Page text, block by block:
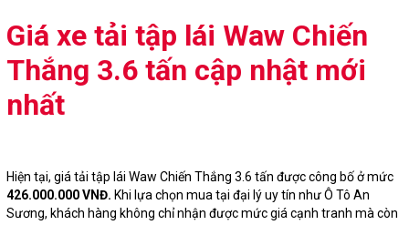
Giá xe tải tập lái Waw Chiến
Thắng 3.6 tấn cập nhật mới
nhất
Hiện tại, giá tải tập lái Waw Chiến Thắng 3.6 tấn được công bố ở mức
426.000.000 VNĐ. Khi lựa chọn mua tại đại lý uy tín như Ô Tô An
Sương, khách hàng không chỉ nhận được mức giá cạnh tranh mà còn